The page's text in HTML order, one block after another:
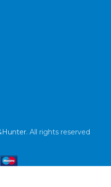
. All rights reserved